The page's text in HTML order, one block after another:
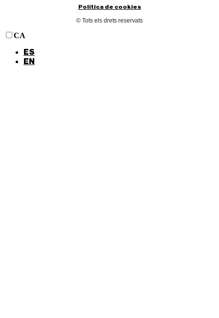
Política de cookies
© Tots els drets reservats
CA
ES
EN